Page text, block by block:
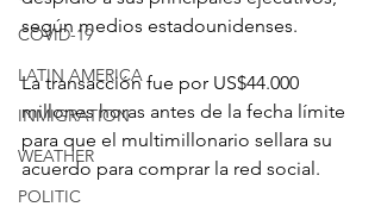
COVID-19
LATIN AMERICA
INMIGRATION
WEATHER
POLITIC
según medios estadounidenses.
La transacción fue por US$44.000
millones horas antes de la fecha límite
para que el multimillonario sellara su
acuerdo para comprar la red social.